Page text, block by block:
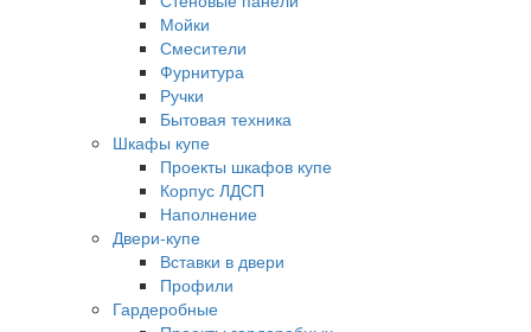
Мойки
Смесители
Фурнитура
Ручки
Бытовая техника
Шкафы купе
Проекты шкафов купе
Корпус ЛДСП
Наполнение
Двери-купе
Вставки в двери
Профили
Гардеробные